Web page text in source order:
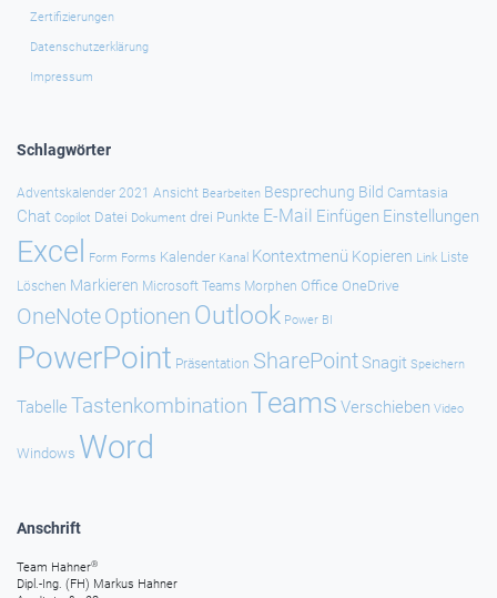
Zertifizierungen
Datenschutzerklärung
Impressum
Schlagwörter
Adventskalender 2021 Ansicht Bearbeiten Besprechung Bild Camtasia
Chat Copilot Datei Dokument drei Punkte E-Mail Einfügen Einstellungen
Excel Form Forms Kalender Kanal Kontextmenü Kopieren Link Liste
Löschen Markieren Microsoft Teams Morphen Office OneDrive
OneNoteOptionen Outlook Power BI
PowerPoint Präsentation SharePointSnagit Speichern
Tabelle TastenkombinationTeams Verschieben Video
Windows Word
Anschrift
Team Hahner®
Dipl.-Ing. (FH) Markus Hahner